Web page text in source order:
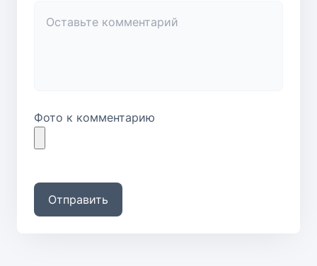
Фото к комментарию
Отправить